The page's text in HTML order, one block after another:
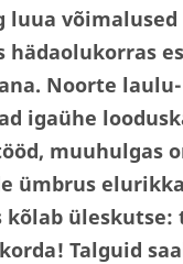
luua
hädaolukorras
Noorte
igaühe
muuhulgas
ümbrus
kõlab üleskutse:
Talguid